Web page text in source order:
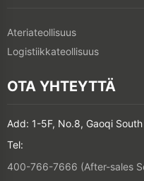
Ateriateollisuus
Logistiikkateollisuus
OTA YHTEYTTÄ
Add: 1-5F, No.8, Gaoqi
Tel:
400-766-7666 (After-sales